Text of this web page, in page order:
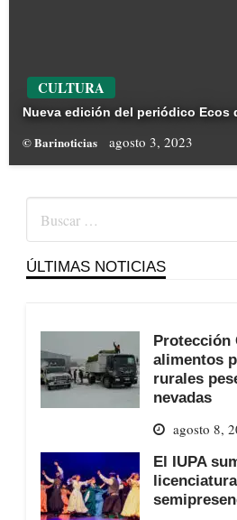
CULTURA
Nueva edición del periódico Ecos
© Barinoticias agosto 3, 2023
ÚLTIMAS NOTICIAS
Protección
alimentos
rurales
nevadas
agosto 8,
El IUPA